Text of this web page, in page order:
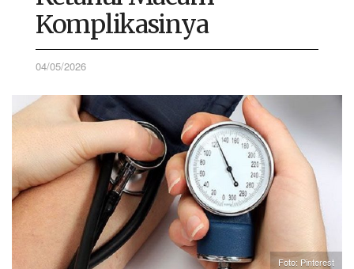
Komplikasinya
04/05/2026
Foto: Pinterest